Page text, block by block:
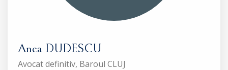
Anca DUDESCU
Avocat definitiv, Baroul CLUJ